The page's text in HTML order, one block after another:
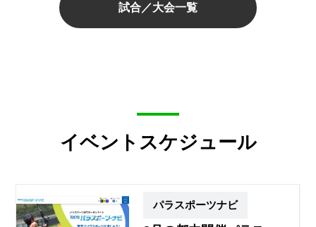
試合／大会一覧
イベントスケジュール
パラスポーツナビ